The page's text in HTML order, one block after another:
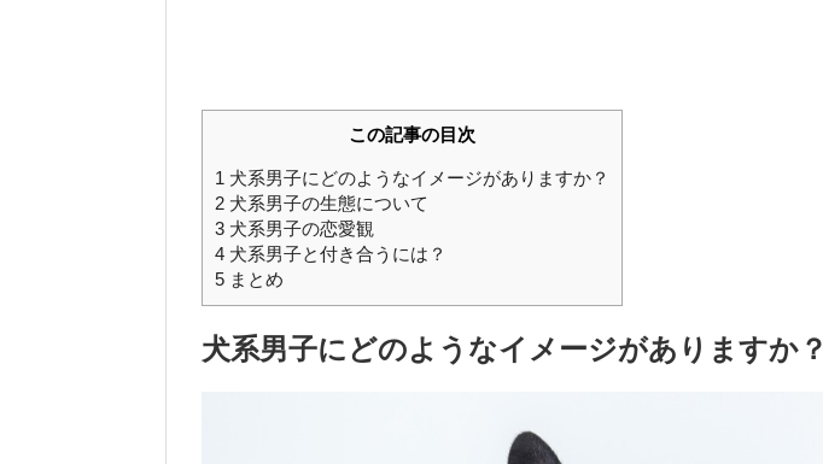
この記事の目次
1 犬系男子にどのようなイメージがありますか？
2 犬系男子の生態について
3 犬系男子の恋愛観
4 犬系男子と付き合うには？
5 まとめ
犬系男子にどのようなイメージがありますか？